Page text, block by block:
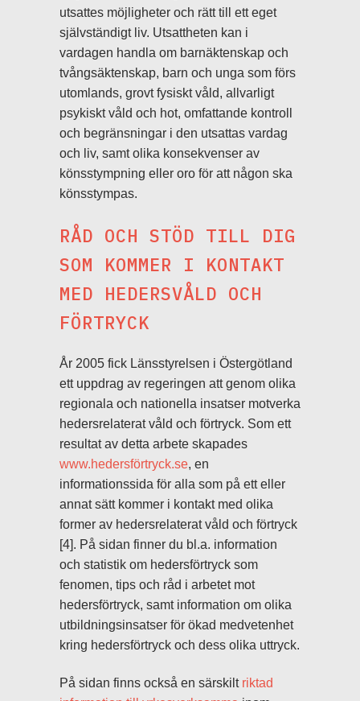
utsattes möjligheter och rätt till ett eget
självständigt liv. Utsattheten kan i
vardagen handla om barnäktenskap och
tvångsäktenskap, barn och unga som förs
utomlands, grovt fysiskt våld, allvarligt
psykiskt våld och hot, omfattande kontroll
och begränsningar i den utsattas vardag
och liv, samt olika konsekvenser av
könsstympning eller oro för att någon ska
könsstympas.
RÅD OCH STÖD TILL DIG
SOM KOMMER I KONTAKT
MED HEDERSVÅLD OCH
FÖRTRYCK
År 2005 fick Länsstyrelsen i Östergötland
ett uppdrag av regeringen att genom olika
regionala och nationella insatser motverka
hedersrelaterat våld och förtryck. Som ett
resultat av detta arbete skapades
www.hedersförtryck.se, en
informationssida för alla som på ett eller
annat sätt kommer i kontakt med olika
former av hedersrelaterat våld och förtryck
[4]. På sidan finner du bl.a. information
och statistik om hedersförtryck som
fenomen, tips och råd i arbetet mot
hedersförtryck, samt information om olika
utbildningsinsatser för ökad medvetenhet
kring hedersförtryck och dess olika uttryck.
På sidan finns också en särskilt riktad